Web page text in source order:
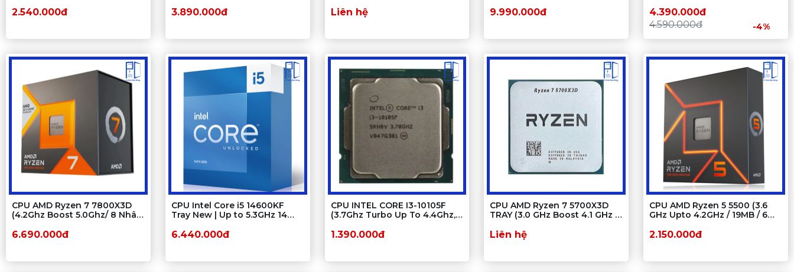
2.540.000đ 3.890.000đ
Chính hãng
Liên hệ 9.990.000đ
4.390.000đ
4.590.000đ
-4%
CPU AMD Ryzen 7 7800X3D
(4.2Ghz Boost 5.0Ghz/ 8 Nhân
6.690.000đ
CPU Intel Core i5 14600KF
Tray New | Up to 5.3GHz 14
6.440.000đ
CPU INTEL CORE I3-10105F
(3.7Ghz Turbo Up To 4.4Ghz,
65W) Tray New
1.390.000đ
CPU AMD Ryzen 7 5700X3D
TRAY (3.0 GHz Boost 4.1 GHz |
Cache)
Liên hệ
CPU AMD Ryzen 5 5500 (3.6
GHz Upto 4.2GHz / 19MB / 6
Socket AM4)
2.150.000đ